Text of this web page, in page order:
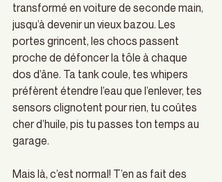
transformé en voiture de seconde main,
jusqu’à devenir un vieux bazou. Les
portes grincent, les chocs passent
proche de défoncer la tôle à chaque
dos d’âne. Ta tank coule, tes whipers
préfèrent étendre l’eau que l’enlever, tes
sensors clignotent pour rien, tu coûtes
cher d’huile, pis tu passes ton temps au
garage.
Mais là, c’est normal! T’en as fait des